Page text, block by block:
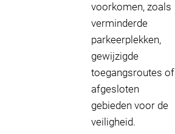
voorkomen, zoals
verminderde
parkeerplekken,
gewijzigde
toegangsroutes of
afgesloten
gebieden voor de
veiligheid.